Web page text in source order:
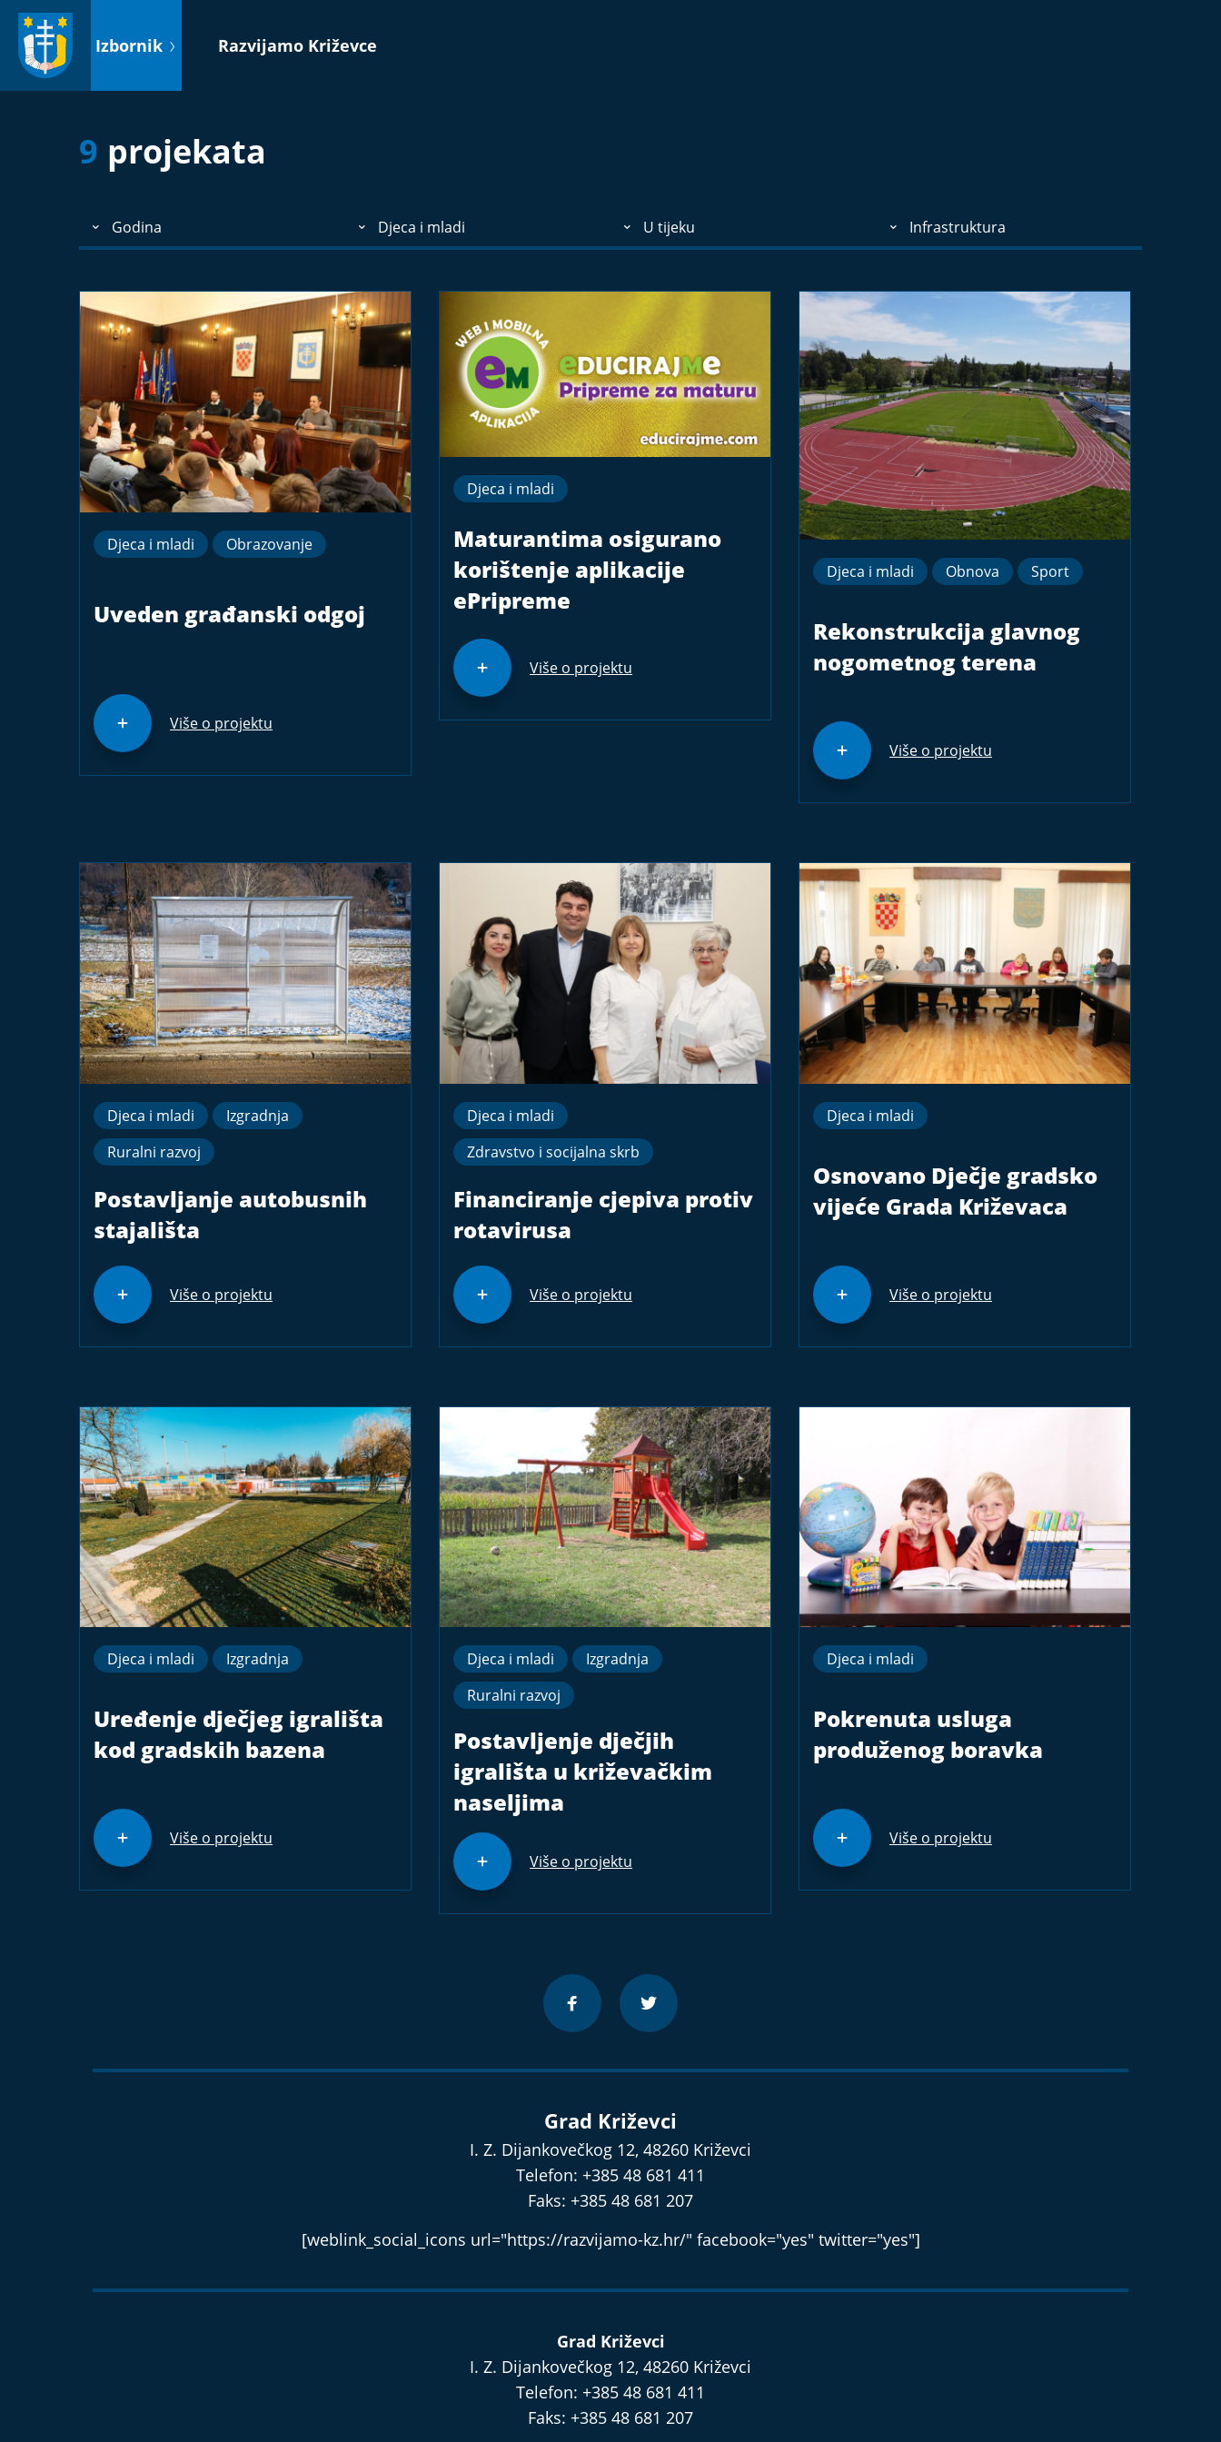
sadržaj
Izbornik Razvijamo Križevce
9 projekata
Godina Djeca i mladi U tijeku Infrastruktura
Djeca i mladi Obrazovanje
Uveden građanski odgoj
Više o projektu
Djeca i mladi
Maturantima osigurano
korištenje aplikacije
ePripreme
Više o projektu
Djeca i mladi Obnova Sport
Rekonstrukcija glavnog
nogometnog terena
Više o projektu
Djeca i mladi
Izgradnja
Ruralni razvoj
Postavljanje autobusnih
stajališta
Više o projektu
Djeca i mladi
Zdravstvo i socijalna skrb
Financiranje cjepiva protiv
rotavirusa
Više o projektu
Djeca i mladi
Osnovano Dječje gradsko
vijeće Grada Križevaca
Više o projektu
Djeca i mladi Izgradnja
Uređenje dječjeg igrališta
kod gradskih bazena
Više o projektu
Djeca i mladi
Izgradnja
Ruralni razvoj
Postavljenje dječjih
igrališta u križevačkim
naseljima
Više o projektu
Djeca i mladi
Pokrenuta usluga
produženog boravka
Više o projektu
Grad Križevci
I. Z. Dijankovečkog 12, 48260 Križevci
Telefon: +385 48 681 411
Faks: +385 48 681 207
[weblink_social_icons url="https://razvijamo-kz.hr/" facebook="yes" twitter="yes"]
Grad Križevci
I. Z. Dijankovečkog 12, 48260 Križevci
Telefon: +385 48 681 411
Faks: +385 48 681 207